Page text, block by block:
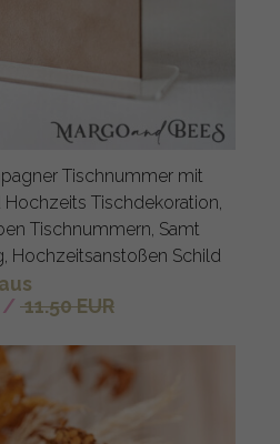
Tischnummer mit
Tischdekoration,
Tischnummern, Samt
Hochzeitsanstoßen Schild
aus
/ 11.50 EUR